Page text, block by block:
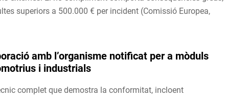
superiors a 500.000 € per incident (Comissió Europea,
amb l’organisme notificat per a mòduls
i industrials
complet que demostra la conformitat, incloent